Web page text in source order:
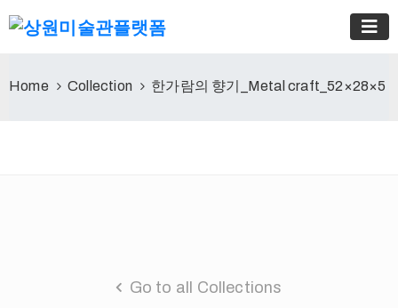
Home Collection 한가람의 향기_Metal craft_52×28×5
Go to all Collections